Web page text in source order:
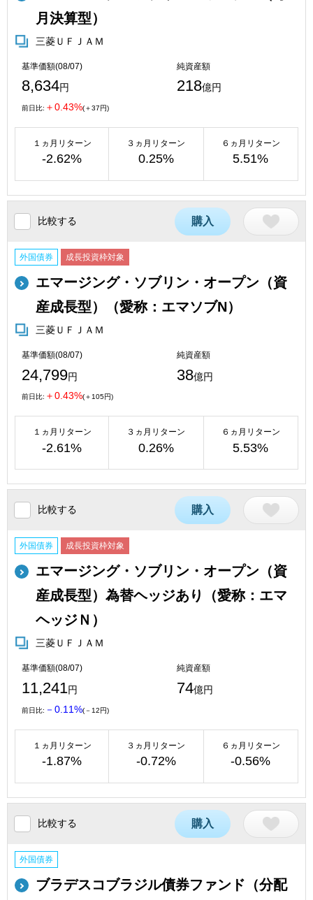
月決算型）
三菱ＵＦＪＡＭ
基準価額(08/07)
8,634円
純資産額
218億円
前日比: ＋0.43%(＋37円)
１ヵ月リターン
-2.62%
３ヵ月リターン
0.25%
６ヵ月リターン
5.51%
比較する 購入
外国債券 成長投資枠対象
エマージング・ソブリン・オープン（資
産成長型）（愛称：エマソブN）
三菱ＵＦＪＡＭ
基準価額(08/07)
24,799円
純資産額
38億円
前日比: ＋0.43%(＋105円)
１ヵ月リターン
-2.61%
３ヵ月リターン
0.26%
６ヵ月リターン
5.53%
比較する 購入
外国債券 成長投資枠対象
エマージング・ソブリン・オープン（資
産成長型）為替ヘッジあり（愛称：エマ
ヘッジＮ）
三菱ＵＦＪＡＭ
基準価額(08/07)
11,241円
純資産額
74億円
前日比: －0.11%(－12円)
１ヵ月リターン
-1.87%
３ヵ月リターン
-0.72%
６ヵ月リターン
-0.56%
比較する 購入
外国債券
ブラデスコブラジル債券ファンド（分配